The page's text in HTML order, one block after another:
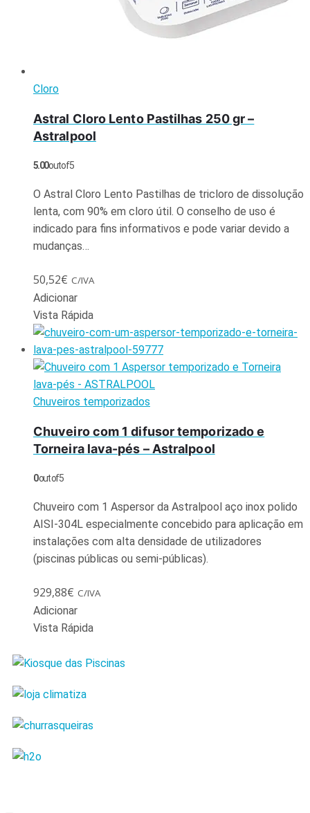
Cloro
Astral Cloro Lento Pastilhas 250 gr –
Astralpool
5.00out of 5
O Astral Cloro Lento Pastilhas de tricloro de dissolução
lenta, com 90% em cloro útil. O conselho de uso é
indicado para fins informativos e pode variar devido a
mudanças…
50,52€ C/IVA
Adicionar
Vista Rápida
Chuveiros temporizados
Chuveiro com 1 difusor temporizado e
Torneira lava-pés – Astralpool
0out of 5
Chuveiro com 1 Aspersor da Astralpool aço inox polido
AISI-304L especialmente concebido para aplicação em
instalações com alta densidade de utilizadores
(piscinas públicas ou semi-públicas).
929,88€ C/IVA
Adicionar
Vista Rápida